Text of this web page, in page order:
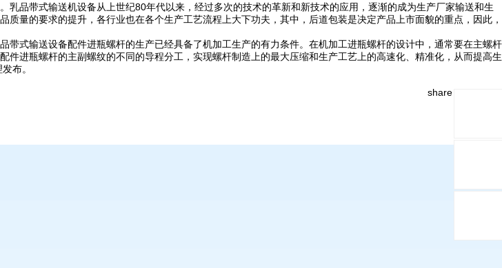
乳品带式输送机设备从上世纪80年代以来，经过多次的技术的革新和新技术的应用，逐渐的成为生产厂家输送和生
量的要求的提升，各行业也在各个生产工艺流程上大下功夫，其中，后道包装是决定产品上市面貌的重点，因此，
式输送设备配件进瓶螺杆的生产已经具备了机加工生产的有力条件。在机加工进瓶螺杆的设计中，通常要在主螺杆
进瓶螺杆的主副螺纹的不同的导程分工，实现螺杆制造上的最大压缩和生产工艺上的高速化、精准化，从而提高生
布。
share and follow: